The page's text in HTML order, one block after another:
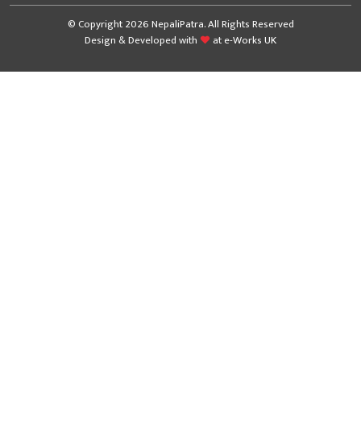
© Copyright 2026 NepaliPatra. All Rights Reserved
Design & Developed with
ate-Works UK